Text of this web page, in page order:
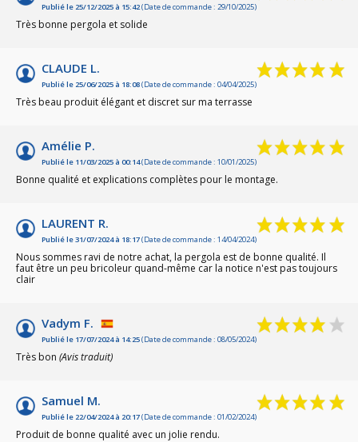
Publié le 25/12/2025 à 15:42(Date de commande : 29/10/2025)
Très bonne pergola et solide
CLAUDE L.
Publié le 25/06/2025 à 18:08(Date de commande : 04/04/2025)
Très beau produit élégant et discret sur ma terrasse
Amélie P.
Publié le 11/03/2025 à 00:14(Date de commande : 10/01/2025)
Bonne qualité et explications complètes pour le montage.
LAURENT R.
Publié le 31/07/2024 à 18:17(Date de commande : 14/04/2024)
Nous sommes ravi de notre achat, la pergola est de bonne qualité. Il
faut être un peu bricoleur quand-même car la notice n'est pas toujours
clair
Vadym F.
Publié le 17/07/2024 à 14:25(Date de commande : 08/05/2024)
Très bon (Avis traduit)
Samuel M.
Publié le 22/04/2024 à 20:17(Date de commande : 01/02/2024)
Produit de bonne qualité avec un jolie rendu.